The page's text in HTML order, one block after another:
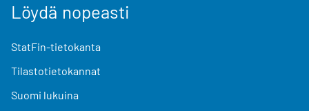
Löydä nopeasti
StatFin-tietokanta
Tilastotietokannat
Suomi lukuina